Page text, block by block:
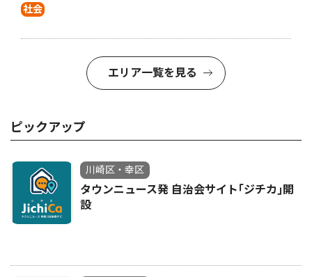
社会
エリア一覧を見る
ピックアップ
川崎区・幸区
タウンニュース発 自治会サイト｢ジチカ｣開
設